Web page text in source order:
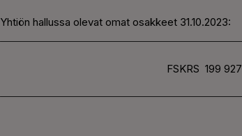
Yhtiön hallussa olevat omat osakkeet 31.10.2023:
FSKRS 199 927